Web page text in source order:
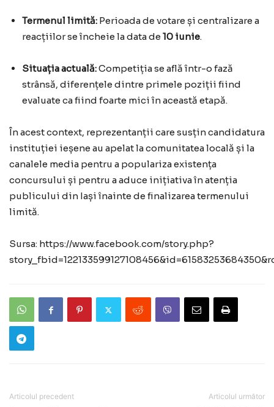
Termenul limită: Perioada de votare și centralizare a
reacțiilor se încheie la data de 10 iunie.
Situația actuală:Competiția se află într-o fază
strânsă, diferențele dintre primele poziții fiind
evaluate ca fiind foarte mici în această etapă.
În acest context, reprezentanții care susțin candidatura
instituției ieșene au apelat la comunitatea locală și la
canalele media pentru a populariza existența
concursului și pentru a aduce inițiativa în atenția
publicului din Iași înainte de finalizarea termenului
limită.
Sursa: https://www.facebook.com/story.php?
Articolul precedent Articolul următor